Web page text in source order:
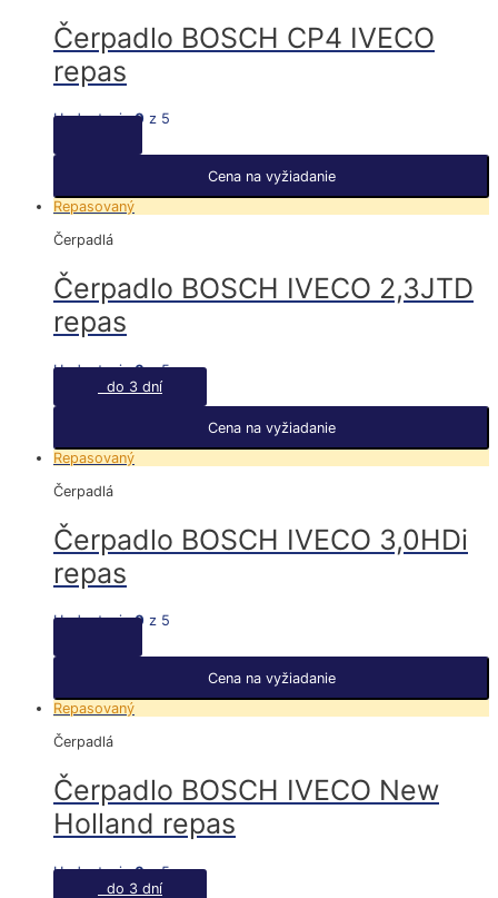
Čerpadlo BOSCH CP4 IVECO
repas
Hodnotenie0 z 5
Cena na vyžiadanie
Repasovaný
Čerpadlá
Čerpadlo BOSCH IVECO 2,3JTD
repas
Hodnotenie0z 5
do 3 dní
Cena na vyžiadanie
Repasovaný
Čerpadlá
Čerpadlo BOSCH IVECO 3,0HDi
repas
Hodnotenie0 z 5
Cena na vyžiadanie
Repasovaný
Čerpadlá
Čerpadlo BOSCH IVECO New
Holland repas
Hodnotenie0z 5
do 3 dní